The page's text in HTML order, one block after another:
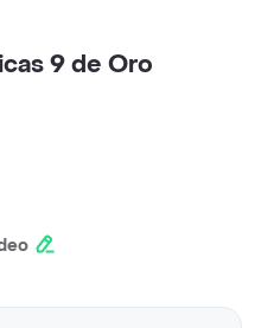
9 de Oro